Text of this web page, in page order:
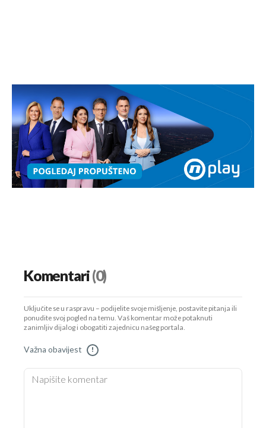
Komentari(0)
Uključite se u raspravu – podijelite svoje mišljenje, postavite pitanja ili
ponudite svoj pogled na temu. Vaš komentar može potaknuti
zanimljiv dijalog i obogatiti zajednicu našeg portala.
Važna obavijest !